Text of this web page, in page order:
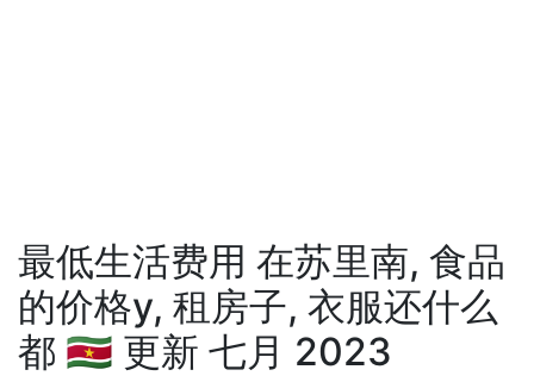
最低生活费用 在苏里南, 食品
的价格у, 租房子, 衣服还什么
都 🇸🇷 更新 七月 2023